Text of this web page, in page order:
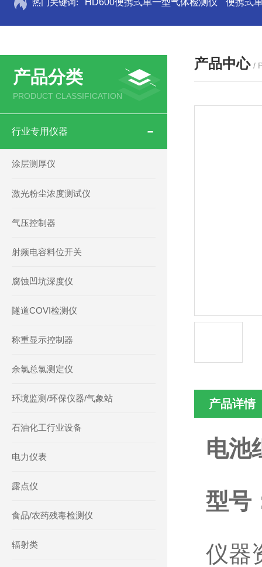
热门关键词: HD600便携式单一型气体检测仪 便携式
产品分类
PRODUCT CLASSIFICATION
行业专用仪器
涂层测厚仪
激光粉尘浓度测试仪
气压控制器
射频电容料位开关
腐蚀凹坑深度仪
隧道COVI检测仪
称重显示控制器
余氯总氯测定仪
环境监测/环保仪器/气象站
石油化工行业设备
电力仪表
露点仪
食品/农药残毒检测仪
辐射类
产品中心 /
产品详情
电池
型号
仪器